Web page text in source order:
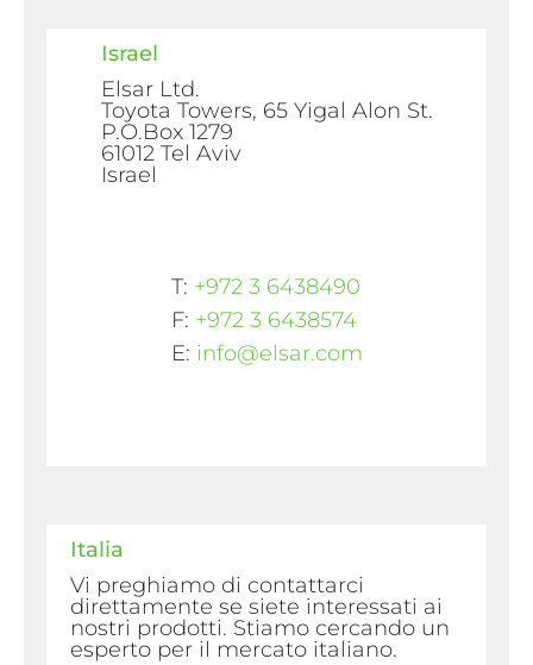
Israel
Elsar Ltd.
Toyota Towers, 65 Yigal Alon St.
P.O.Box 1279
61012 Tel Aviv
Israel
T: +972 3 6438490
F: +972 3 6438574
E: info@elsar.com
Italia
Vi preghiamo di contattarci
direttamente se siete interessati ai
nostri prodotti. Stiamo cercando un
esperto per il mercato italiano.